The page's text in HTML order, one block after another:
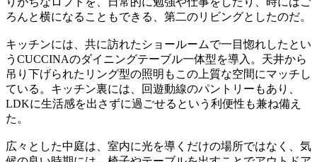
ろんと横になることもできる、第二のリビングとしたのだ。
キッチンには、共に訪れたショールームで一目惚れしたとい
うCUCCINAのダイニングテーブル一体型を導入。天井から
吊り下げられたリング型の照明もこの上質な空間にマッチし
ている。キッチン裏には、回遊動線のパントリーもあり、
LDKに生活感を出さずに過ごせるという利便性も兼ね備え
た。
広々とした中庭は、室内に光を導くだけの場所ではなく、気